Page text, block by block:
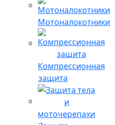
Мотоналокотники
Компрессионная
защита